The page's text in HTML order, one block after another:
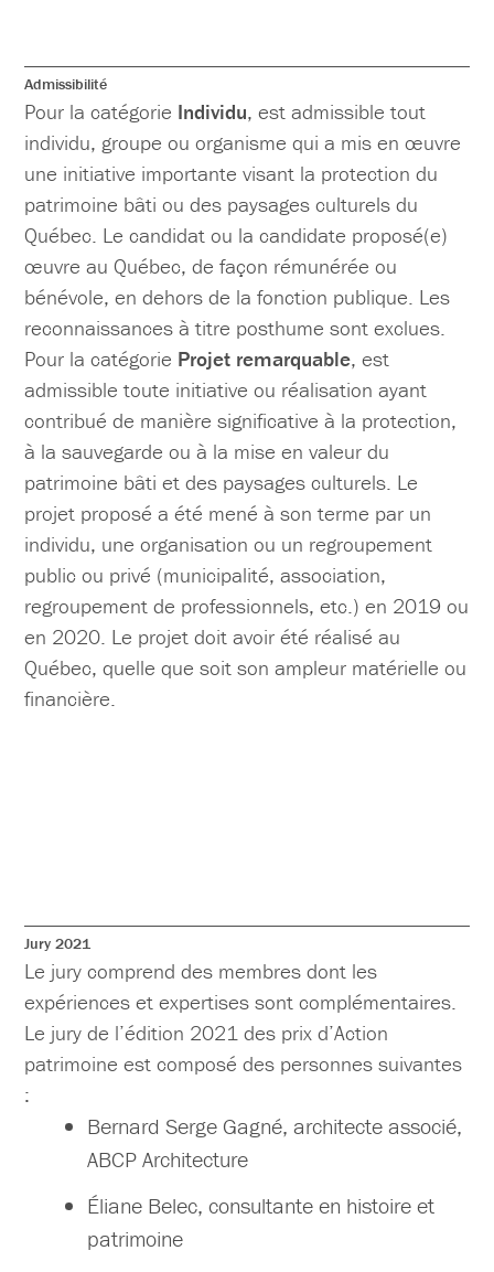
Admissibilité
Pour la catégorie Individu, est admissible tout
individu, groupe ou organisme qui a mis en œuvre
une initiative importante visant la protection du
patrimoine bâti ou des paysages culturels du
Québec. Le candidat ou la candidate proposé(e)
œuvre au Québec, de façon rémunérée ou
bénévole, en dehors de la fonction publique. Les
reconnaissances à titre posthume sont exclues.
Pour la catégorie Projet remarquable, est
admissible toute initiative ou réalisation ayant
contribué de manière significative à la protection,
à la sauvegarde ou à la mise en valeur du
patrimoine bâti et des paysages culturels. Le
projet proposé a été mené à son terme par un
individu, une organisation ou un regroupement
public ou privé (municipalité, association,
regroupement de professionnels, etc.) en 2019 ou
en 2020. Le projet doit avoir été réalisé au
Québec, quelle que soit son ampleur matérielle ou
financière.
Jury 2021
Le jury comprend des membres dont les
expériences et expertises sont complémentaires.
Le jury de l’édition 2021 des prix d’Action
patrimoine est composé des personnes suivantes
:
Bernard Serge Gagné, architecte associé,
ABCP Architecture
Éliane Belec, consultante en histoire et
patrimoine